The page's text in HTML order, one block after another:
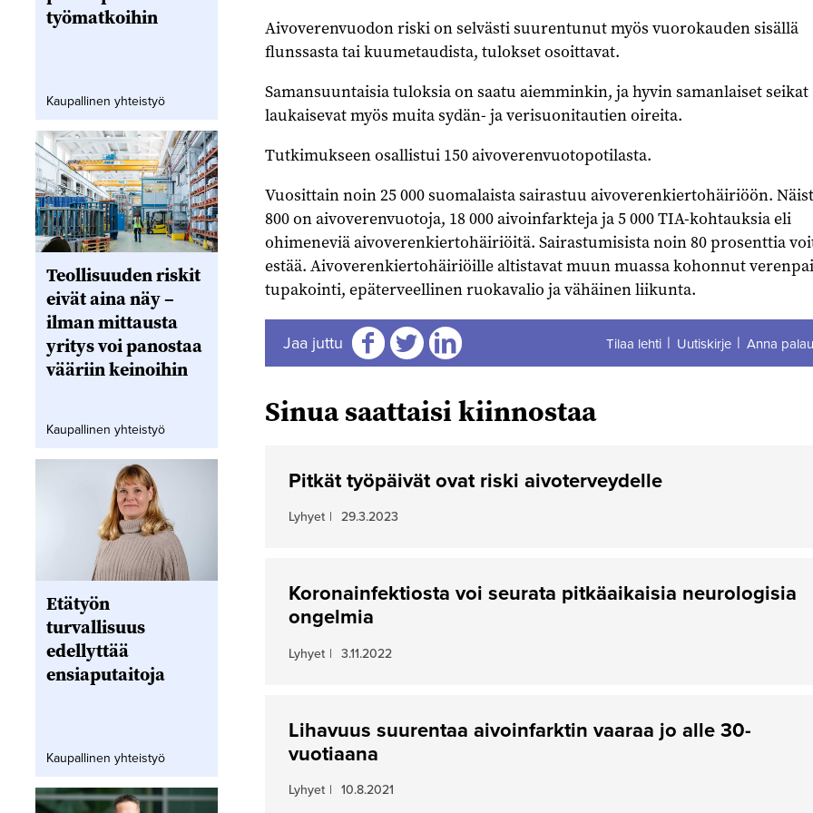
Aivoverenvuodon riski on selvästi suurentunut myös vuorokauden sisällä
flunssasta tai kuumetaudista, tulokset osoittavat.
Samansuuntaisia tuloksia on saatu aiemminkin, ja hyvin samanlaiset seikat
laukaisevat myös muita sydän- ja verisuonitautien oireita.
Tutkimukseen osallistui 150 aivoverenvuotopotilasta.
Vuosittain noin 25 000 suomalaista sairastuu aivoverenkiertohäiriöön.
800 on aivoverenvuotoja, 18 000 aivoinfarkteja ja 5 000 TIA-kohtauksia eli
ohimeneviä aivoverenkiertohäiriöitä. Sairastumisista noin 80 prosenttia
estää. Aivoverenkiertohäiriöille altistavat muun muassa kohonnut
tupakointi, epäterveellinen ruokavalio ja vähäinen liikunta.
Jaa juttu
JaaJaaJaa
Tilaa lehti Uutiskirje Anna
Sinua saattaisi kiinnostaa
Pitkät työpäivät ovat riski aivoterveydelle
Lyhyet | 29.3.2023
Koronainfektiosta voi seurata pitkäaikaisia neurologisia
ongelmia
Lyhyet | 3.11.2022
Lihavuus suurentaa aivoinfarktin vaaraa jo alle 30-
vuotiaana
Lyhyet | 10.8.2021
työmatkoihin
Kaupallinen yhteistyö
Teollisuuden riskit
eivät aina näy –
ilman mittausta
yritys voi panostaa
vääriin keinoihin
Kaupallinen yhteistyö
Etätyön
turvallisuus
edellyttää
ensiaputaitoja
Kaupallinen yhteistyö